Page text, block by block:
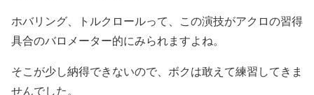
ホバリング、トルクロールって、この演技がアクロの習得
具合のバロメーター的にみられますよね。
そこが少し納得できないので、ボクは敢えて練習してきま
せんでした。